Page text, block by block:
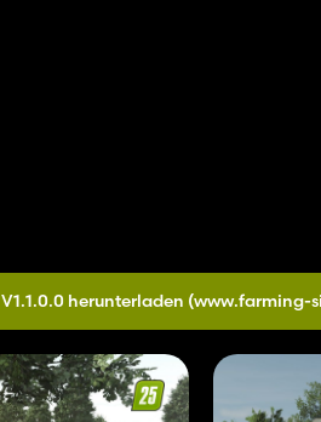
V1.1.0.0 herunterladen (www.farming-